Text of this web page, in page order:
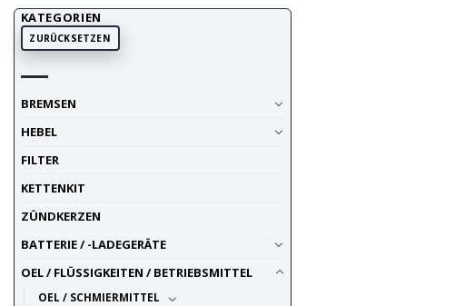
KATEGORIEN
ZURÜCKSETZEN
BREMSEN
HEBEL
FILTER
KETTENKIT
ZÜNDKERZEN
BATTERIE / -LADEGERÄTE
OEL / FLÜSSIGKEITEN / BETRIEBSMITTEL
OEL / SCHMIERMITTEL